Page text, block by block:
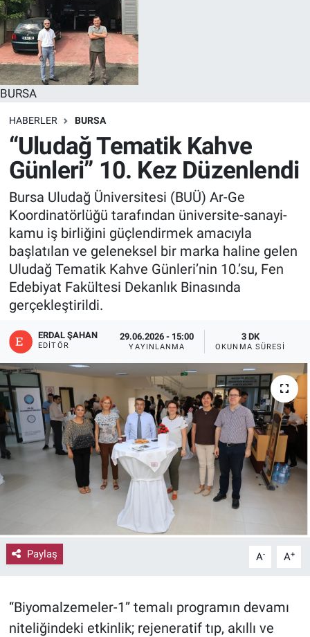
BURSA
HABERLER BURSA
“Uludağ Tematik Kahve
Günleri” 10. Kez Düzenlendi
Bursa Uludağ Üniversitesi (BUÜ) Ar-Ge
Koordinatörlüğü tarafından üniversite-sanayi-
kamu iş birliğini güçlendirmek amacıyla
başlatılan ve geleneksel bir marka haline gelen
Uludağ Tematik Kahve Günleri’nin 10.’su, Fen
Edebiyat Fakültesi Dekanlık Binasında
gerçekleştirildi.
ERDAL ŞAHAN
EDITÖR
29.06.2026 - 15:00
YAYINLANMA
3 DK
OKUNMA SÜRESI
Paylaş A- A+
“Biyomalzemeler-1” temalı programın devamı
niteliğindeki etkinlik; rejeneratif tıp, akıllı ve